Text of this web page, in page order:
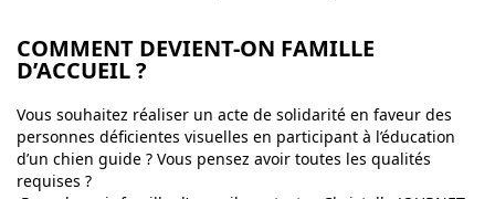
COMMENT DEVIENT-ON FAMILLE
D’ACCUEIL ?
Vous souhaitez réaliser un acte de solidarité en faveur des
personnes déficientes visuelles en participant à l’éducation
d’un chien guide ? Vous pensez avoir toutes les qualités
requises ?